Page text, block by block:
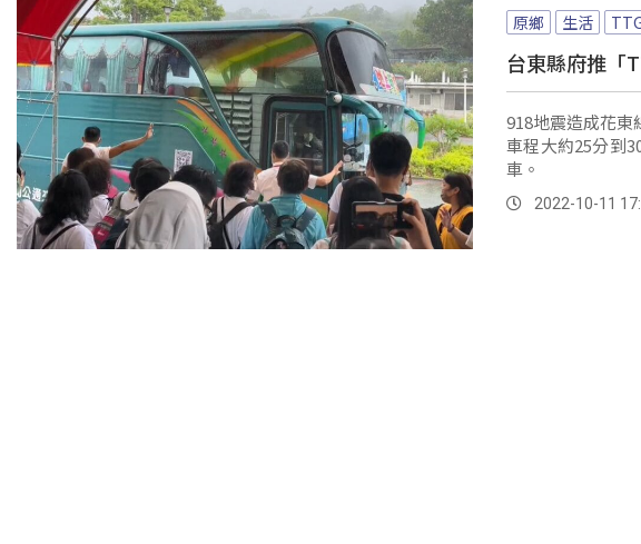
原鄉 生活
台東縣府推「
918地震造成花東
車程大約25分到
車。
2022-10-11